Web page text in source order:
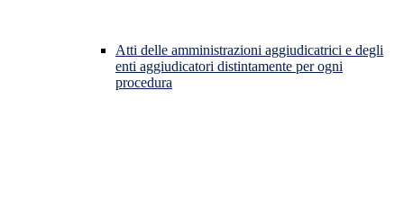
Atti delle amministrazioni aggiudicatrici e degli
enti aggiudicatori distintamente per ogni
procedura